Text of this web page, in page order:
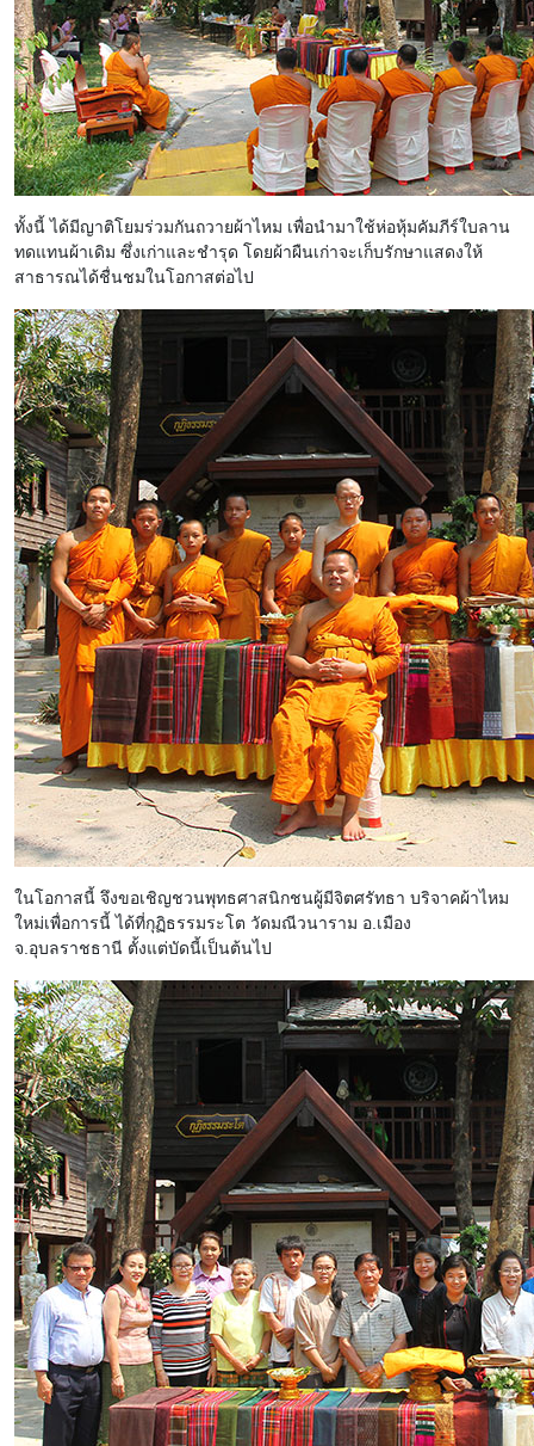
ทั้งนี้ ได้มีญาติโยมร่วมกันถวายผ้าไหม เพื่อนำมาใช้ห่อหุ้มคัมภีร์ใบลาน
ทดแทนผ้าเดิม ซึ่งเก่าและชำรุด โดยผ้าผืนเก่าจะเก็บรักษาแสดงให้
สาธารณได้ชื่นชมในโอกาสต่อไป
ในโอกาสนี้ จึงขอเชิญชวนพุทธศาสนิกชนผู้มีจิตศรัทธา บริจาคผ้าไหม
ใหม่เพื่อการนี้ ได้ที่กุฏิธรรมระโต วัดมณีวนาราม อ.เมือง
จ.อุบลราชธานี ตั้งแต่บัดนี้เป็นต้นไป